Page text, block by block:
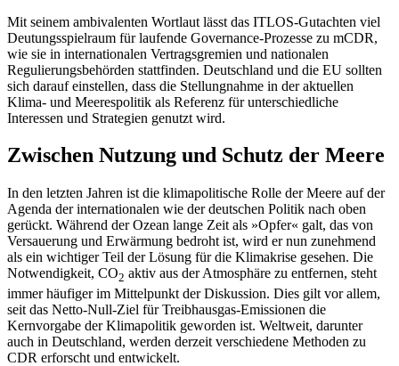
Mit seinem ambivalenten Wortlaut lässt das ITLOS-Gutachten viel
Deutungsspielraum für laufende Governance-Prozesse zu mCDR,
wie sie in internationalen Vertragsgremien und nationalen
Regulierungs­behörden stattfinden. Deutschland und die EU sollten
sich darauf einstellen, dass die Stellungnahme in der aktuellen
Klima- und Meerespolitik als Referenz für unterschiedliche
Interessen und Strategien genutzt wird.
Zwischen Nutzung und Schutz der Meere
In den letzten Jahren ist die klimapolitische Rolle der Meere auf der
Agenda der inter­nationalen wie der deutschen Politik nach oben
gerückt. Während der Ozean lange Zeit als »Opfer« galt, das von
Versauerung und Erwärmung bedroht ist, wird er nun zunehmend
als ein wichtiger Teil der Lösung für die Klimakrise gesehen. Die
Notwendigkeit, CO2 aktiv aus der Atmosphäre zu ent­fernen, steht
immer häufiger im Mittelpunkt der Diskussion. Dies gilt vor allem,
seit das Netto-Null-Ziel für Treibhausgas-Emissionen die
Kernvorgabe der Klimapolitik geworden ist. Weltweit, darunter
auch in Deutschland, werden derzeit verschie­dene Methoden zu
CDR erforscht und ent­wickelt.